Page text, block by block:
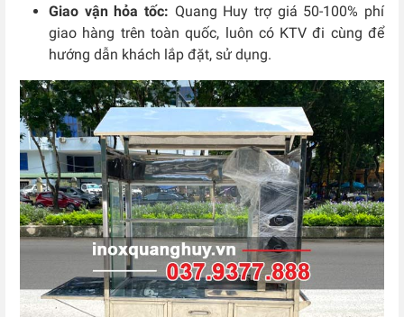
Giao vận hỏa tốc: Quang Huy trợ giá 50-100% phí
giao hàng trên toàn quốc, luôn có KTV đi cùng để
hướng dẫn khách lắp đặt, sử dụng.